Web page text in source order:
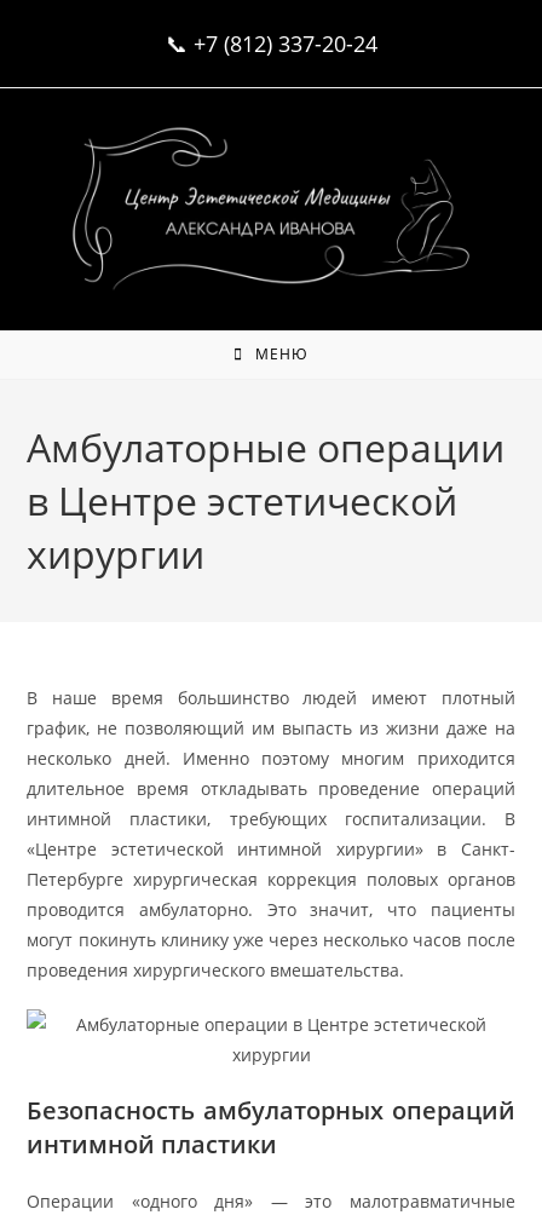
📞 +7 (812) 337-20-24
МЕНЮ
Амбулаторные операции
в Центре эстетической
хирургии
В наше время большинство людей имеют плотный
график, не позволяющий им выпасть из жизни даже на
несколько дней. Именно поэтому многим приходится
длительное время откладывать проведение операций
интимной пластики, требующих госпитализации. В
«Центре эстетической интимной хирургии» в Санкт-
Петербурге хирургическая коррекция половых органов
проводится амбулаторно. Это значит, что пациенты
могут покинуть клинику уже через несколько часов после
проведения хирургического вмешательства.
Безопасность амбулаторных операций
интимной пластики
Операции «одного дня» — это малотравматичные